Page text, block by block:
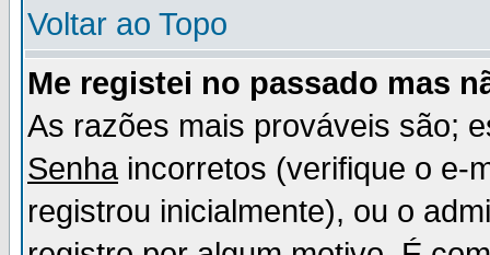
Voltar ao Topo
Me registei no passado mas
As razões mais prováveis são;
Senhaincorretos (verifique o e-
registrou inicialmente), ou o